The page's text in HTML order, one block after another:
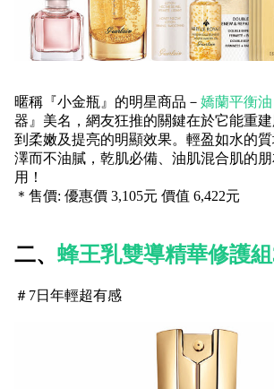
暱稱『小金瓶』的明星商品－ 嬌蘭平衡油
器』美名，網友狂推的關鍵在於它能重
到柔嫩及提亮的明顯效果。輕盈如水的
澤而不油膩，乾肌必備、油肌混合肌的
用！
＊售價: 優惠價 3,105元 價值 6,422元
二、 蜂王乳雙導精華修護
＃7日年輕超有感